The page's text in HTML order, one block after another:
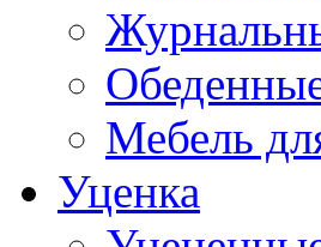
Мебель
Уценка